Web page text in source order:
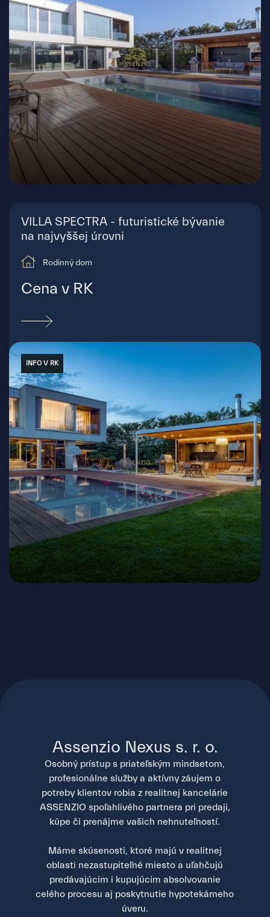
VILLA SPECTRA - futuristické bývanie
na najvyššej úrovni
Rodinný dom
Cena v RK
INFO V RK
Assenzio Nexus s. r. o.
Osobný prístup s priateľským mindsetom,
profesionálne služby a aktívny záujem o
potreby klientov robia z realitnej kancelárie
ASSENZIO spoľahlivého partnera pri predaji,
kúpe či prenájme vašich nehnuteľností.
Máme skúsenosti, ktoré majú v realitnej
oblasti nezastupiteľné miesto a uľahčujú
predávajúcim i kupujúcim absolvovanie
celého procesu aj poskytnutie hypotekárneho
úveru.